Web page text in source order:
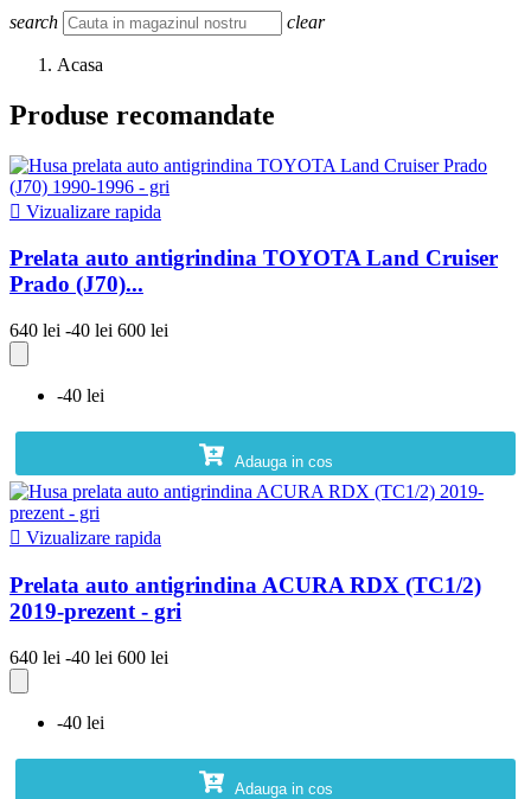
search clear
Acasa
Produse recomandate
 Vizualizare rapida
Prelata auto antigrindina TOYOTA Land Cruiser
Prado (J70)...
640 lei -40 lei 600 lei
-40 lei
Adauga in cos
 Vizualizare rapida
Prelata auto antigrindina ACURA RDX (TC1/2)
2019-prezent - gri
640 lei -40 lei 600 lei
-40 lei
Adauga in cos